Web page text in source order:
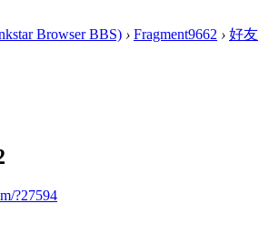
Browser BBS) › Fragment9662 › 好友
?27594